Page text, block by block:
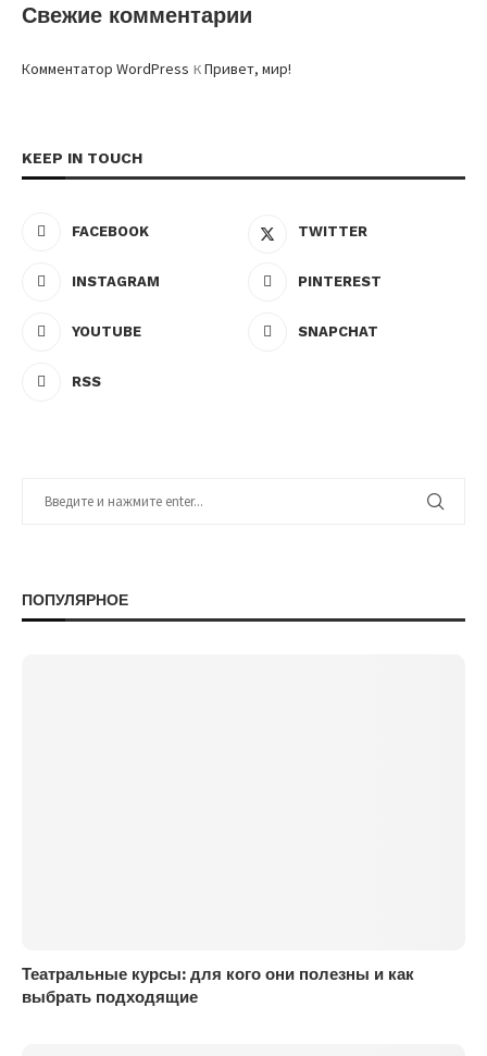
Свежие комментарии
Комментатор WordPress кПривет, мир!
KEEP IN TOUCH
FACEBOOK TWITTER
INSTAGRAM PINTEREST
YOUTUBE SNAPCHAT
RSS
ПОПУЛЯРНОЕ
Театральные курсы: для кого они полезны и как
выбрать подходящие